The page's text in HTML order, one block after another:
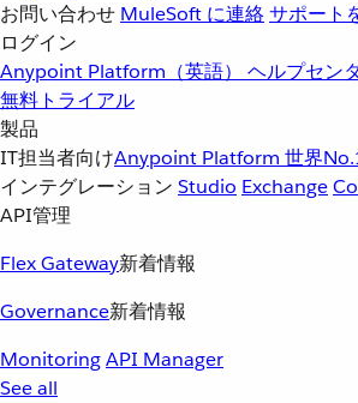
お問い合わせ MuleSoft に連絡サポート
ログイン
Anypoint Platform（英語） ヘルプセン
無料トライアル
製品
IT担当者向けAnypoint Platform 世界
インテグレーション Studio Exchange
API管理
Flex Gateway新着情報
Governance新着情報
MonitoringAPI Manager
See all